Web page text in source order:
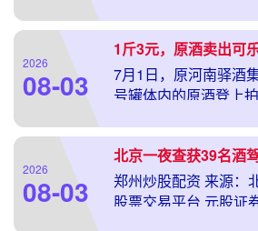
352.19亿元。 异动分
2026
08-03
7月1日，原河南驿酒
号罐体内的原酒登上
有774.9万元，约合
2026
08-03
郑州炒股配资 来源：
股票交易平台 元股证